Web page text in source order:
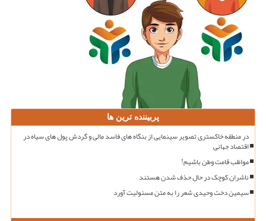
پربیننده ترین ها
در منطقه خاکستری تصویر سینمایی از بنگاه های فاسد مالی و گردش پول های سیاه در
اقتصاد جهانی
مواظب قامت وطن باشیم!
ناشران کوچک در حال حذف شدن هستند
سیمین دخت وحیدی شعر را به متن مسئولیت آورد